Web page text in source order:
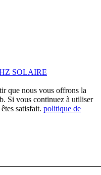
que nous vous offrons la
Si vous continuez à utiliser
satisfait. politique de